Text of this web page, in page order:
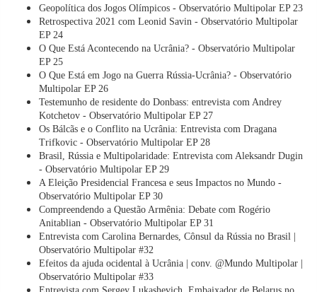
Geopolítica dos Jogos Olímpicos - Observatório Multipolar EP 23
Retrospectiva 2021 com Leonid Savin - Observatório Multipolar
EP 24
O Que Está Acontecendo na Ucrânia? - Observatório Multipolar
EP 25
O Que Está em Jogo na Guerra Rússia-Ucrânia? - Observatório
Multipolar EP 26
Testemunho de residente do Donbass: entrevista com Andrey
Kotchetov - Observatório Multipolar EP 27
Os Bálcãs e o Conflito na Ucrânia: Entrevista com Dragana
Trifkovic - Observatório Multipolar EP 28
Brasil, Rússia e Multipolaridade: Entrevista com Aleksandr Dugin
- Observatório Multipolar EP 29
A Eleição Presidencial Francesa e seus Impactos no Mundo -
Observatório Multipolar EP 30
Compreendendo a Questão Armênia: Debate com Rogério
Anitablian - Observatório Multipolar EP 31
Entrevista com Carolina Bernardes, Cônsul da Rússia no Brasil |
Observatório Multipolar #32
Efeitos da ajuda ocidental à Ucrânia | conv. @Mundo Multipolar |
Observatório Multipolar #33